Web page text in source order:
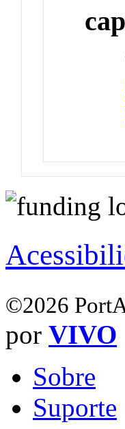
©2026
por VIVO
Sobre
Suporte